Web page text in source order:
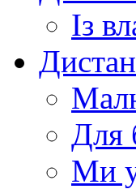
Із
Для
Ми